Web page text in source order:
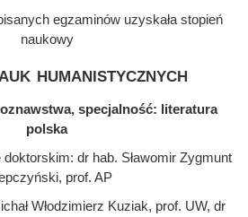
egzaminów uzyskała stopień
naukowy
humanistycznych
specjalność: literatura
polska
dr hab. Sławomir Zygmunt
prof. AP
Włodzimierz Kuziak, prof. UW, dr